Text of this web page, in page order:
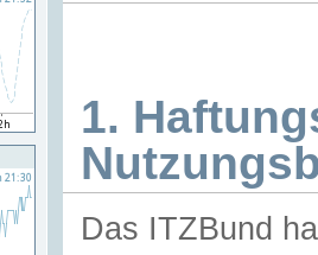
1.
Das ITZBund